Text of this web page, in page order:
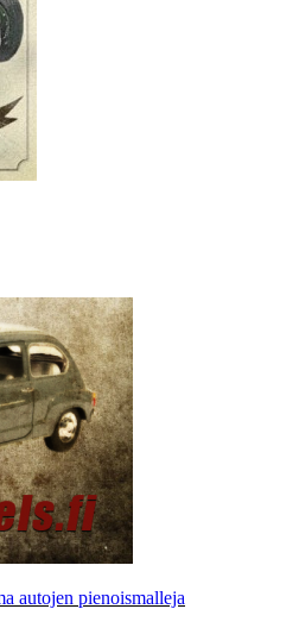
autojen pienoismalleja